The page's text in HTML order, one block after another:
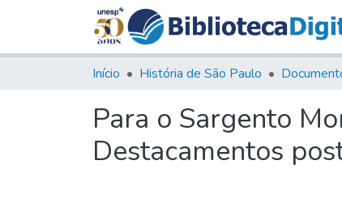
Início História de São Paulo
Para o Sargento
Destacamentos